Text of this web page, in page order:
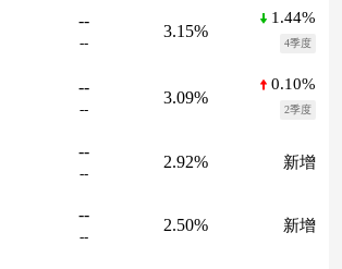
--
--
3.15%
1.44%
4季度
--
--
3.09%
0.10%
2季度
--
--
2.92% 新增
--
--
2.50% 新增